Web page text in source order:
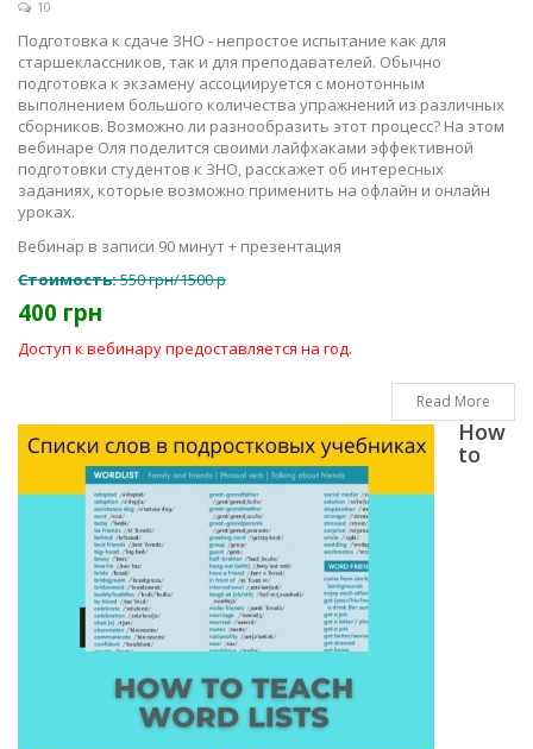
10
Подготовка к сдаче ЗНО - непростое испытание как для
старшеклассников, так и для преподавателей. Обычно
подготовка к экзамену ассоциируется с монотонным
выполнением большого количества упражнений из различных
сборников. Возможно ли разнообразить этот процесс? На этом
вебинаре Оля поделится своими лайфхаками эффективной
подготовки студентов к ЗНО, расскажет об интересных
заданиях, которые возможно применить на офлайн и онлайн
уроках.
Вебинар в записи 90 минут + презентация
Стоимость:550 грн/1500 р
400 грн
Доступ к вебинару предоставляется на год.
Read More
How
to